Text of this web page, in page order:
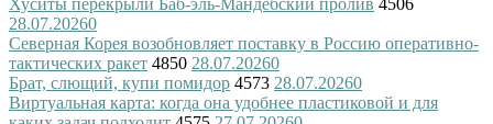
Хуситы перекрыли Баб-эль-Мандебский пролив 4506
28.07.20260
Северная Корея возобновляет поставку в Россию оперативно-
тактических ракет 4850 28.07.20260
Брат, слющий, купи помидор 4573 28.07.20260
Виртуальная карта: когда она удобнее пластиковой и для